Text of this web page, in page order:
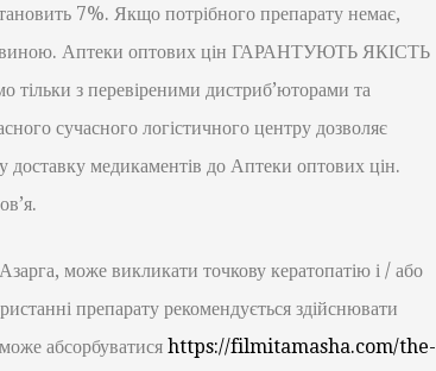
7%. Якщо потрібного препарату немає,
Аптеки оптових цін ГАРАНТУЮТЬ ЯКІСТЬ
тільки з перевіреними дистриб’юторами та
сучасного логістичного центру дозволяє
доставку медикаментів до Аптеки оптових цін.
може викликати точкову кератопатію і / або
препарату рекомендується здійснювати
абсорбуватися https://filmitamasha.com/the-